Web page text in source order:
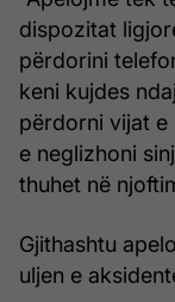
dispozitat
përdorini
keni kujdes
përdorni vijat e
e neglizhoni
thuhet në
Gjithashtu
uljen e